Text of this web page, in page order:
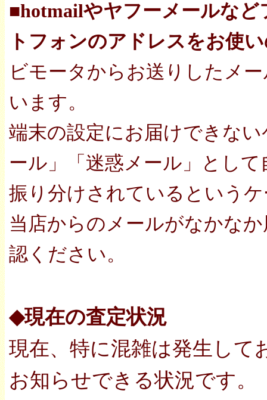
■hotmailやヤフーメールな
トフォンのアドレスをお使
ビモータからお送りしたメ
います。
端末の設定にお届けできな
ール」「迷惑メール」として
振り分けされているという
当店からのメールがなかな
認ください。
◆現在の査定状況
現在、特に混雑は発生して
お知らせできる状況です。